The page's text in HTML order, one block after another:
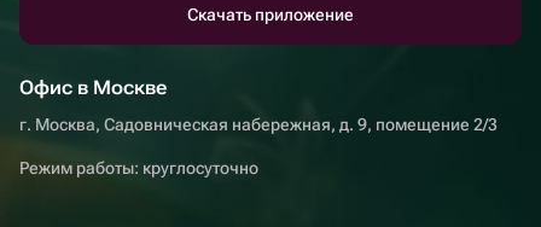
Скачать приложение
Офис в Москве
г. Москва, Садовническая набережная, д. 9, помещение 2/3
Режим работы: круглосуточно